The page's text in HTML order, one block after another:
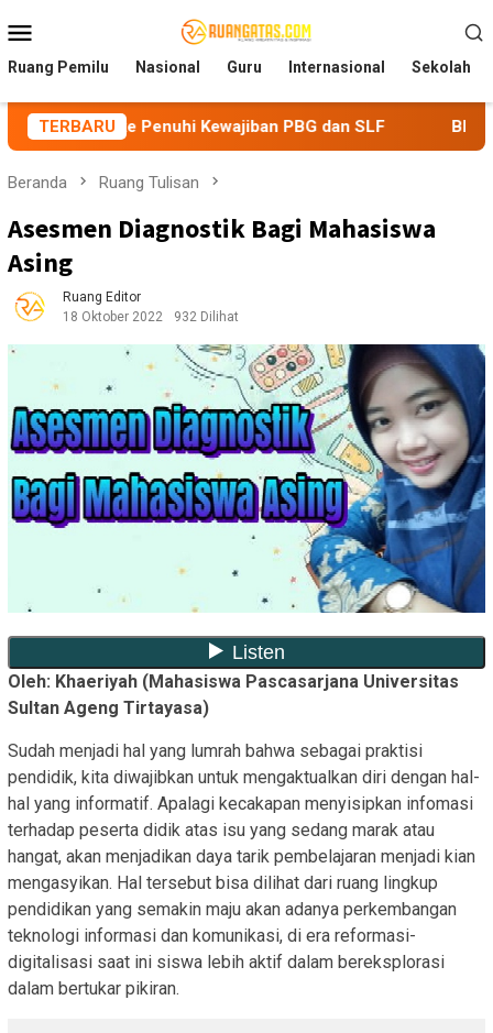
ke
kontenMobile
Ruang Pemilu Nasional Guru Internasional Sekolah
TERBARU
Kewajiban PBG dan SLF BEM Nusantara
Beranda Ruang Tulisan
Asesmen Diagnostik Bagi Mahasiswa
Asing
Ruang Editor
18 Oktober 2022
932 Dilihat
Oleh: Khaeriyah (Mahasiswa Pascasarjana Universitas
Sultan Ageng Tirtayasa)
Sudah menjadi hal yang lumrah bahwa sebagai praktisi
pendidik, kita diwajibkan untuk mengaktualkan diri dengan hal-
hal yang informatif. Apalagi kecakapan menyisipkan infomasi
terhadap peserta didik atas isu yang sedang marak atau
hangat, akan menjadikan daya tarik pembelajaran menjadi kian
mengasyikan. Hal tersebut bisa dilihat dari ruang lingkup
pendidikan yang semakin maju akan adanya perkembangan
teknologi informasi dan komunikasi, di era reformasi-
digitalisasi saat ini siswa lebih aktif dalam bereksplorasi
dalam bertukar pikiran.